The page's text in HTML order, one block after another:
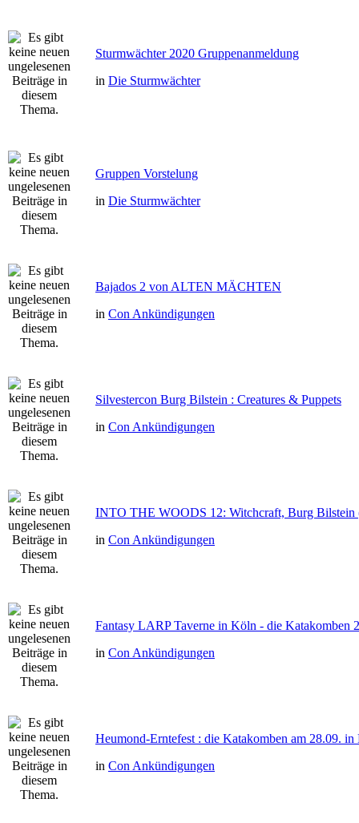
Sturmwächter 2020 Gruppenanmeldung
in Die Sturmwächter
Gruppen Vorstelung
in Die Sturmwächter
Bajados 2 von ALTEN MÄCHTEN
in Con Ankündigungen
Silvestercon Burg Bilstein : Creatures & Puppets
in Con Ankündigungen
INTO THE WOODS 12: Witchcraft, Burg Bilstein
in Con Ankündigungen
Fantasy LARP Taverne in Köln - die Katakomben
in Con Ankündigungen
Heumond-Erntefest : die Katakomben am 28.09.
in Con Ankündigungen